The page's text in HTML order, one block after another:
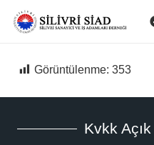
Görüntülenme: 353
Kvkk